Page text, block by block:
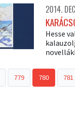
2014.
Hesse
779 780 781